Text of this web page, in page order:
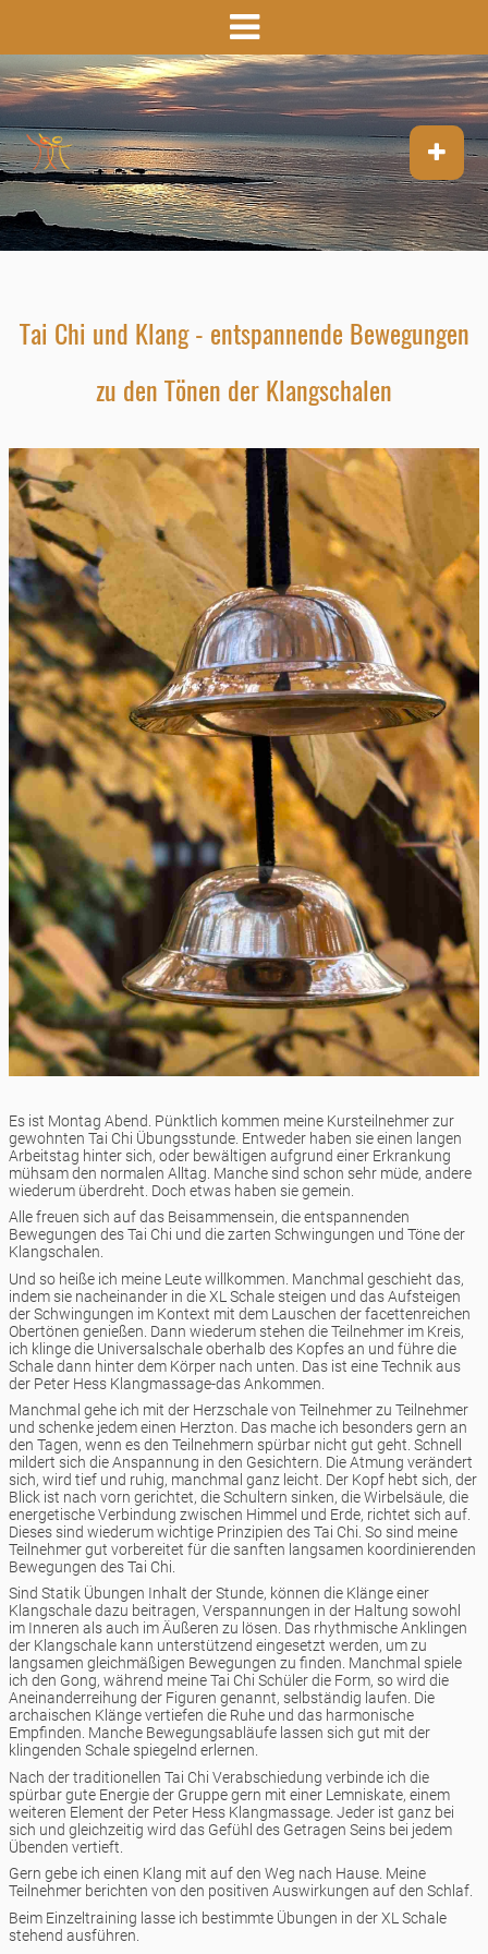
Tai Chi und Klang - entspannende Bewegungen
zu den Tönen der Klangschalen
Es ist Montag Abend. Pünktlich kommen meine Kursteilnehmer zur
gewohnten Tai Chi Übungsstunde. Entweder haben sie einen langen
Arbeitstag hinter sich, oder bewältigen aufgrund einer Erkrankung
mühsam den normalen Alltag. Manche sind schon sehr müde, andere
wiederum überdreht. Doch etwas haben sie gemein.
Alle freuen sich auf das Beisammensein, die entspannenden
Bewegungen des Tai Chi und die zarten Schwingungen und Töne der
Klangschalen.
Und so heiße ich meine Leute willkommen. Manchmal geschieht das,
indem sie nacheinander in die XL Schale steigen und das Aufsteigen
der Schwingungen im Kontext mit dem Lauschen der facettenreichen
Obertönen genießen. Dann wiederum stehen die Teilnehmer im Kreis,
ich klinge die Universalschale oberhalb des Kopfes an und führe die
Schale dann hinter dem Körper nach unten. Das ist eine Technik aus
der Peter Hess Klangmassage-das Ankommen.
Manchmal gehe ich mit der Herzschale von Teilnehmer zu Teilnehmer
und schenke jedem einen Herzton. Das mache ich besonders gern an
den Tagen, wenn es den Teilnehmern spürbar nicht gut geht. Schnell
mildert sich die Anspannung in den Gesichtern. Die Atmung verändert
sich, wird tief und ruhig, manchmal ganz leicht. Der Kopf hebt sich, der
Blick ist nach vorn gerichtet, die Schultern sinken, die Wirbelsäule, die
energetische Verbindung zwischen Himmel und Erde, richtet sich auf.
Dieses sind wiederum wichtige Prinzipien des Tai Chi. So sind meine
Teilnehmer gut vorbereitet für die sanften langsamen koordinierenden
Bewegungen des Tai Chi.
Sind Statik Übungen Inhalt der Stunde, können die Klänge einer
Klangschale dazu beitragen, Verspannungen in der Haltung sowohl
im Inneren als auch im Äußeren zu lösen. Das rhythmische Anklingen
der Klangschale kann unterstützend eingesetzt werden, um zu
langsamen gleichmäßigen Bewegungen zu finden. Manchmal spiele
ich den Gong, während meine Tai Chi Schüler die Form, so wird die
Aneinanderreihung der Figuren genannt, selbständig laufen. Die
archaischen Klänge vertiefen die Ruhe und das harmonische
Empfinden. Manche Bewegungsabläufe lassen sich gut mit der
klingenden Schale spiegelnd erlernen.
Nach der traditionellen Tai Chi Verabschiedung verbinde ich die
spürbar gute Energie der Gruppe gern mit einer Lemniskate, einem
weiteren Element der Peter Hess Klangmassage. Jeder ist ganz bei
sich und gleichzeitig wird das Gefühl des Getragen Seins bei jedem
Übenden vertieft.
Gern gebe ich einen Klang mit auf den Weg nach Hause. Meine
Teilnehmer berichten von den positiven Auswirkungen auf den Schlaf.
Beim Einzeltraining lasse ich bestimmte Übungen in der XL Schale
stehend ausführen.